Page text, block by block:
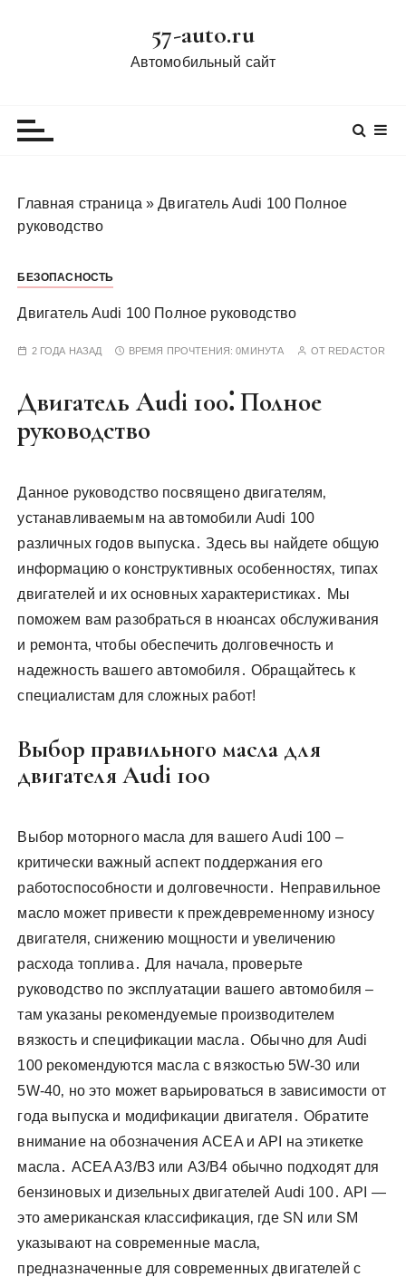
57-auto.ru
Автомобильный сайт
Главная страница »Двигатель Audi 100 Полное
руководство
БЕЗОПАСНОСТЬ
Двигатель Audi 100 Полное руководство
2 ГОДА НАЗАД ВРЕМЯ ПРОЧТЕНИЯ:0МИНУТА ОТ REDACTOR
Двигатель Audi 100⁚ Полное
руководство
Данное руководство посвящено двигателям‚
устанавливаемым на автомобили Audi 100
различных годов выпуска․ Здесь вы найдете общую
информацию о конструктивных особенностях‚ типах
двигателей и их основных характеристиках․ Мы
поможем вам разобраться в нюансах обслуживания
и ремонта‚ чтобы обеспечить долговечность и
надежность вашего автомобиля․ Обращайтесь к
специалистам для сложных работ!
Выбор правильного масла для
двигателя Audi 100
Выбор моторного масла для вашего Audi 100 –
критически важный аспект поддержания его
работоспособности и долговечности․ Неправильное
масло может привести к преждевременному износу
двигателя‚ снижению мощности и увеличению
расхода топлива․ Для начала‚ проверьте
руководство по эксплуатации вашего автомобиля –
там указаны рекомендуемые производителем
вязкость и спецификации масла․ Обычно для Audi
100 рекомендуются масла с вязкостью 5W-30 или
5W-40‚ но это может варьироваться в зависимости от
года выпуска и модификации двигателя․ Обратите
внимание на обозначения ACEA и API на этикетке
масла․ ACEA A3/B3 или A3/B4 обычно подходят для
бензиновых и дизельных двигателей Audi 100․ API —
это американская классификация‚ где SN или SM
указывают на современные масла‚
предназначенные для современных двигателей с